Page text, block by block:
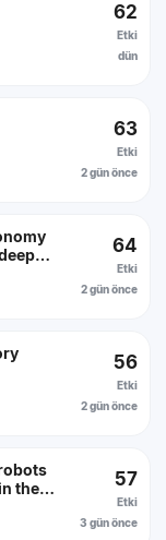
62
Etki
dün
63
Etki
2 gün önce
64
Etki
2 gün önce
56
Etki
2 gün önce
the
57
Etki
3 gün önce